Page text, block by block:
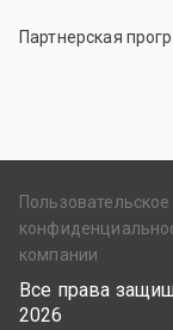
Партнерская
компании
Все права
2026